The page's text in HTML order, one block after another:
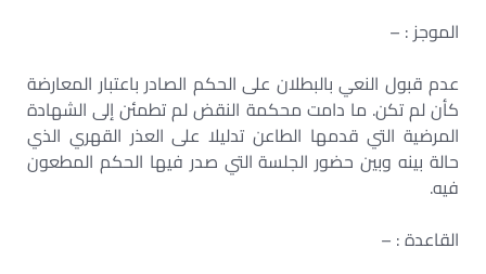
الموجز : –
عدم قبول النعي بالبطلان على الحكم الصادر باعتبار المعارضة
كأن لم تكن. ما دامت محكمة النقض لم تطمئن إلى الشهادة
المرضية التي قدمها الطاعن تدليلا على العذر القهري الذي
حالة بينه وبين حضور الجلسة التي صدر فيها الحكم المطعون
فيه.
القاعدة : –